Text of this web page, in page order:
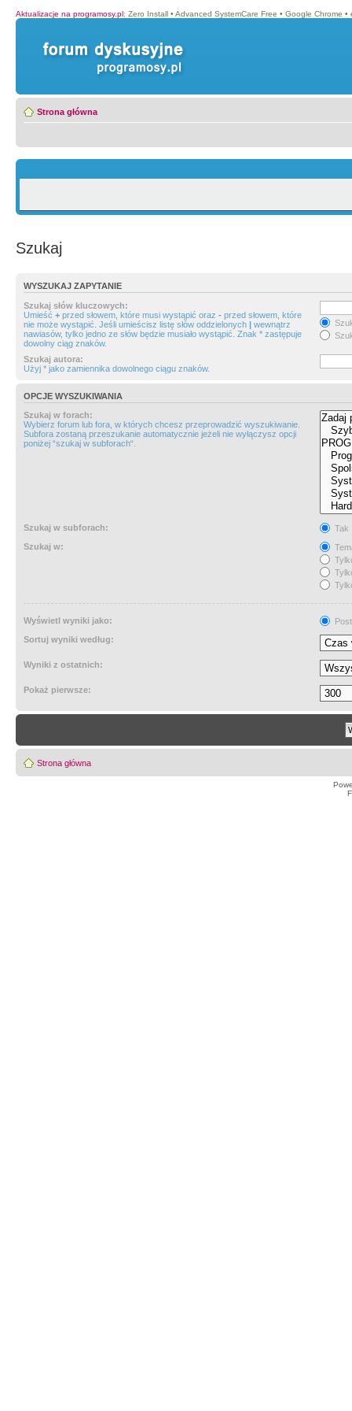
Aktualizacje na programosy.pl: Zero Install • Advanced SystemCare Free • Google Chrome •
Strona główna
Szukaj
WYSZUKAJ ZAPYTANIE
Szukaj słów kluczowych:
Umieść + przed słowem, które musi wystąpić oraz - przed słowem, które
nie może wystąpić. Jeśli umieścisz listę słów oddzielonych | wewnątrz
nawiasów, tylko jedno ze słów będzie musiało wystąpić. Znak * zastępuje
dowolny ciąg znaków.
Szukaj autora:
Użyj * jako zamiennika dowolnego ciągu znaków.
OPCJE WYSZUKIWANIA
Szukaj w forach:
Wybierz forum lub fora, w których chcesz przeprowadzić wyszukiwanie.
Subfora zostaną przeszukanie automatycznie jeżeli nie wyłączysz opcji
poniżej “szukaj w subforach“.
Szukaj w subforach:
Tak
Szukaj w:
Wyświetl wyniki jako:
Sortuj wyniki według:
Wyniki z ostatnich:
Pokaż pierwsze:
Strona główna